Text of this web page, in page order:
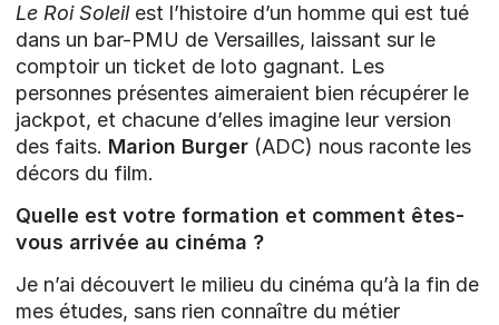
Le Roi Soleilest l’histoire d’un homme qui est tué
dans un bar-PMU de Versailles, laissant sur le
comptoir un ticket de loto gagnant. Les
personnes présentes aimeraient bien récupérer le
jackpot, et chacune d’elles imagine leur version
des faits. Marion Burger (ADC) nous raconte les
décors du film.
Quelle est votre formation et comment êtes-
vous arrivée au cinéma ?
Je n’ai découvert le milieu du cinéma qu’à la fin de
mes études, sans rien connaître du métier